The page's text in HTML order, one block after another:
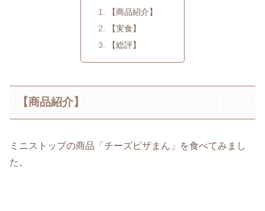
【商品紹介】
【実食】
【総評】
【商品紹介】
ミニストップの商品「チーズピザまん」を食べてみまし
た。